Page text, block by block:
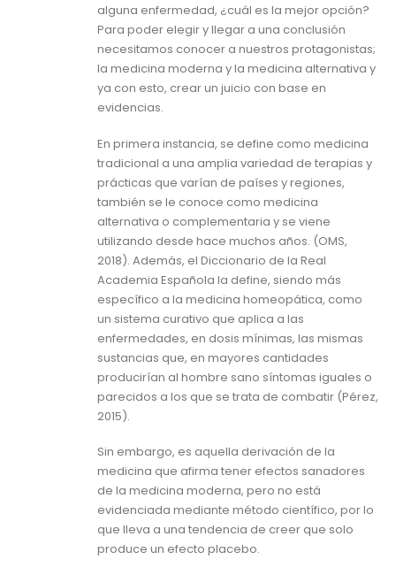
alguna enfermedad, ¿cuál es la mejor opción?
Para poder elegir y llegar a una conclusión
necesitamos conocer a nuestros protagonistas;
la medicina moderna y la medicina alternativa y
ya con esto, crear un juicio con base en
evidencias.
En primera instancia, se define como medicina
tradicional a una amplia variedad de terapias y
prácticas que varían de países y regiones,
también se le conoce como medicina
alternativa o complementaria y se viene
utilizando desde hace muchos años. (OMS,
2018). Además, el Diccionario de la Real
Academia Española la define, siendo más
específico a la medicina homeopática, como
un sistema curativo que aplica a las
enfermedades, en dosis mínimas, las mismas
sustancias que, en mayores cantidades
producirían al hombre sano síntomas iguales o
parecidos a los que se trata de combatir (Pérez,
2015).
Sin embargo, es aquella derivación de la
medicina que afirma tener efectos sanadores
de la medicina moderna, pero no está
evidenciada mediante método científico, por lo
que lleva a una tendencia de creer que solo
produce un efecto placebo.